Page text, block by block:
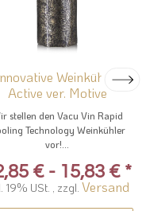
Weinkühler
Active ver. Motive
stellen den Vacu Vin Rapid
Technology Weinkühler
vor!...
€ - 15,83 € *
19% USt. , zzgl. Versand